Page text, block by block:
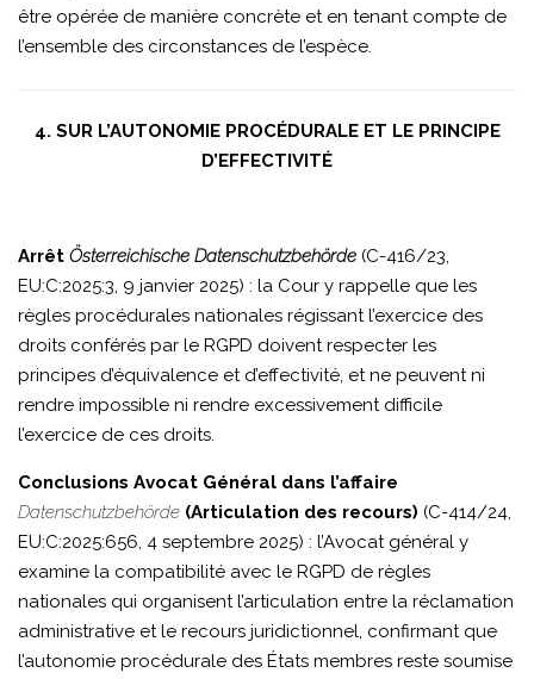
être opérée de manière concrète et en tenant compte de
l’ensemble des circonstances de l’espèce.
4. SUR L’AUTONOMIE PROCÉDURALE ET LE PRINCIPE
D’EFFECTIVITÉ
Arrêt Österreichische Datenschutzbehörde (C-416/23,
EU:C:2025:3, 9 janvier 2025) : la Cour y rappelle que les
règles procédurales nationales régissant l’exercice des
droits conférés par le RGPD doivent respecter les
principes d’équivalence et d’effectivité, et ne peuvent ni
rendre impossible ni rendre excessivement difficile
l’exercice de ces droits.
Conclusions Avocat Général dans l’affaire
Datenschutzbehörde (Articulation des recours) (C-414/24,
EU:C:2025:656, 4 septembre 2025) : l’Avocat général y
examine la compatibilité avec le RGPD de règles
nationales qui organisent l’articulation entre la réclamation
administrative et le recours juridictionnel, confirmant que
l’autonomie procédurale des États membres reste soumise